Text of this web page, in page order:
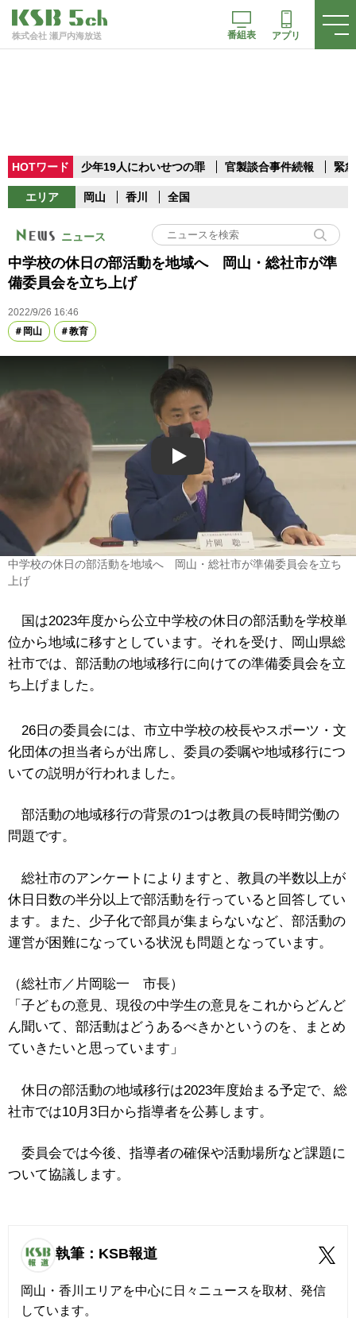
株式会社 瀬戸内海放送 番組表 アプリ
HOTワード 少年19人にわいせつの罪 官製談合事件続報 緊
エリア 岡山 香川 全国
ニュース
中学校の休日の部活動を地域へ 岡山・総社市が準
備委員会を立ち上げ
2022/9/26 16:46
岡山
教育
Play
中学校の休日の部活動を地域へ 岡山・総社市が準備委員会を立ち
上げ
国は2023年度から公立中学校の休日の部活動を学校単
位から地域に移すとしています。それを受け、岡山県総
社市では、部活動の地域移行に向けての準備委員会を立
ち上げました。
26日の委員会には、市立中学校の校長やスポーツ・文
化団体の担当者らが出席し、委員の委嘱や地域移行につ
いての説明が行われました。
部活動の地域移行の背景の1つは教員の長時間労働の
問題です。
総社市のアンケートによりますと、教員の半数以上が
休日日数の半分以上で部活動を行っていると回答してい
ます。また、少子化で部員が集まらないなど、部活動の
運営が困難になっている状況も問題となっています。
（総社市／片岡聡一 市長）
「子どもの意見、現役の中学生の意見をこれからどんど
ん聞いて、部活動はどうあるべきかというのを、まとめ
ていきたいと思っています」
休日の部活動の地域移行は2023年度始まる予定で、総
社市では10月3日から指導者を公募します。
委員会では今後、指導者の確保や活動場所など課題に
ついて協議します。
執筆：KSB報道
岡山・香川エリアを中心に日々ニュースを取材、発信
しています。